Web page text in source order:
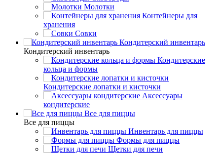
Молотки
Контейнеры для
хранения
Совки
Кондитерский инвентарь
Кондитерский инвентарь
Кондитерские
кольца и формы
Кондитерские лопатки и кисточки
Аксессуары
кондитерские
Все для пиццы
Все для пиццы
Инвентарь для пиццы
Формы для пиццы
Щетки для печи